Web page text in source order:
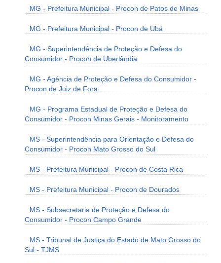
MG - Prefeitura Municipal - Procon de Patos de Minas
MG - Prefeitura Municipal - Procon de Ubá
MG - Superintendência de Proteção e Defesa do
Consumidor - Procon de Uberlândia
MG - Agência de Proteção e Defesa do Consumidor -
Procon de Juiz de Fora
MG - Programa Estadual de Proteção e Defesa do
Consumidor - Procon Minas Gerais - Monitoramento
MS - Superintendência para Orientação e Defesa do
Consumidor - Procon Mato Grosso do Sul
MS - Prefeitura Municipal - Procon de Costa Rica
MS - Prefeitura Municipal - Procon de Dourados
MS - Subsecretaria de Proteção e Defesa do
Consumidor - Procon Campo Grande
MS - Tribunal de Justiça do Estado de Mato Grosso do
Sul - TJMS